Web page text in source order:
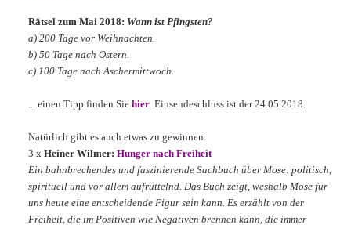
Rätsel zum Mai 2018: Wann ist Pfingsten?
a) 200 Tage vor Weihnachten.
b) 50 Tage nach Ostern.
c) 100 Tage nach Aschermittwoch.
... einen Tipp finden Sie hier. Einsendeschluss ist der 24.05.2018.
Natürlich gibt es auch etwas zu gewinnen:
3 x Heiner Wilmer: Hunger nach Freiheit
Ein bahnbrechendes und faszinierende Sachbuch über Mose: politisch,
spirituell und vor allem aufrüttelnd. Das Buch zeigt, weshalb Mose für
uns heute eine entscheidende Figur sein kann. Es erzählt von der
Freiheit, die im Positiven wie Negativen brennen kann, die immer